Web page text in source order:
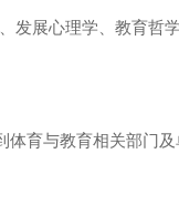
发展心理学、教育哲
育与教育相关部门及